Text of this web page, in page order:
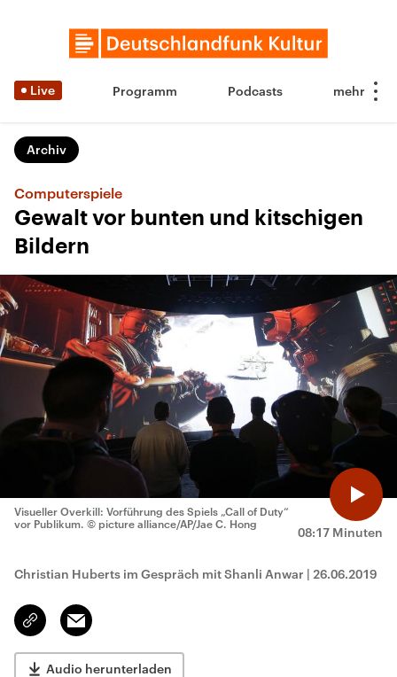
Live Programm Podcasts
Archiv
Computerspiele
Gewalt vor bunten und kitschigen
Bildern
08:17 Minuten
Visueller Overkill: Vorführung des Spiels „Call of Duty“
vor Publikum. © picture alliance/AP/Jae C. Hong
Christian Huberts im Gespräch mit Shanli Anwar | 26.06.2019
Link
kopieren/teilen
Email
Audio herunterladen